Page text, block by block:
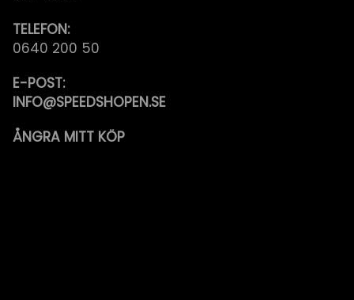
TELEFON:
0640 200 50
E-POST:
INFO@SPEEDSHOPEN.SE
ÅNGRA MITT KÖP